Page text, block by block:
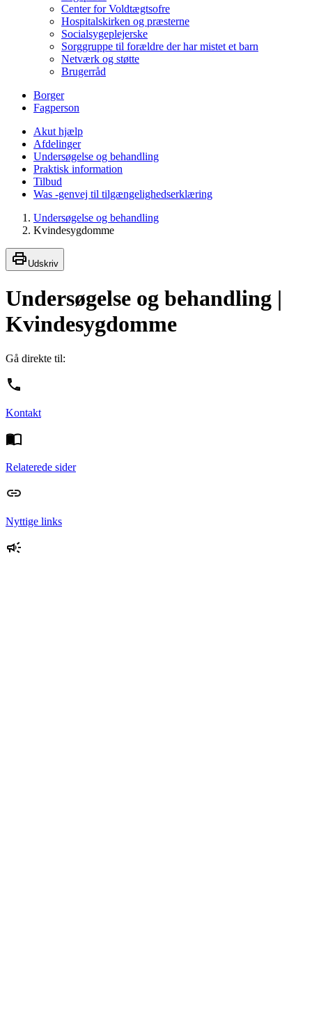
Center for Voldtægtsofre
Hospitalskirken og præsterne
Socialsygeplejerske
Sorggruppe til forældre der har mistet et barn
Netværk og støtte
Brugerråd
Borger
Fagperson
Akut hjælp
Afdelinger
Undersøgelse og behandling
Praktisk information
Tilbud
Was -genvej til tilgængelighedserklæring
Undersøgelse og behandling
Kvindesygdomme
Udskriv
Undersøgelse og behandling |
Kvindesygdomme
Gå direkte til:
Kontakt
Relaterede sider
Nyttige links